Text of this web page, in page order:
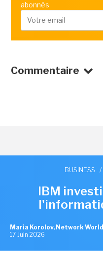
abonnés
Commentaire
BUSINESS /
IBM
Maria Korolov, Network
17 Juin 2026